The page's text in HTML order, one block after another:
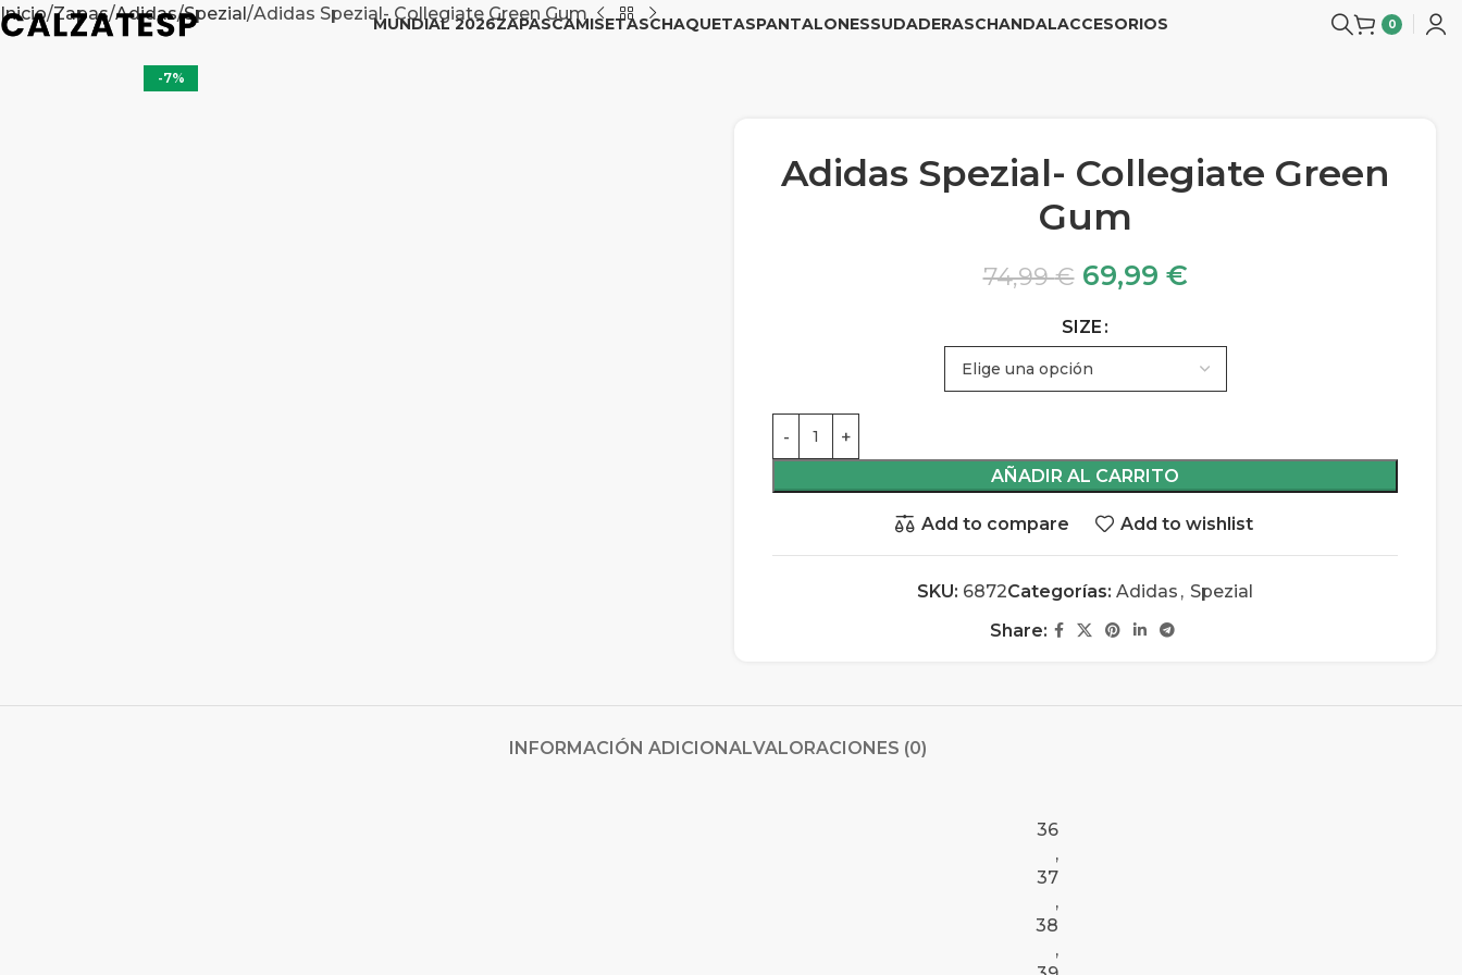
MUNDIAL 2026ZAPASCAMISETASCHAQUETASPANTALONESSUDADERASCHANDALACCESORIOS 0
Inicio Zapas Adidas Spezial Adidas Spezial- Collegiate Green Gum
-7%
Adidas Spezial- Collegiate Green
Gum
74,99€ 69,99 €
SIZE
AÑADIR AL CARRITO
Add to compare Add to wishlist
SKU: 6872Categorías: Adidas , Spezial
Share:
INFORMACIÓN ADICIONALVALORACIONES (0)
36
,
37
,
38
,